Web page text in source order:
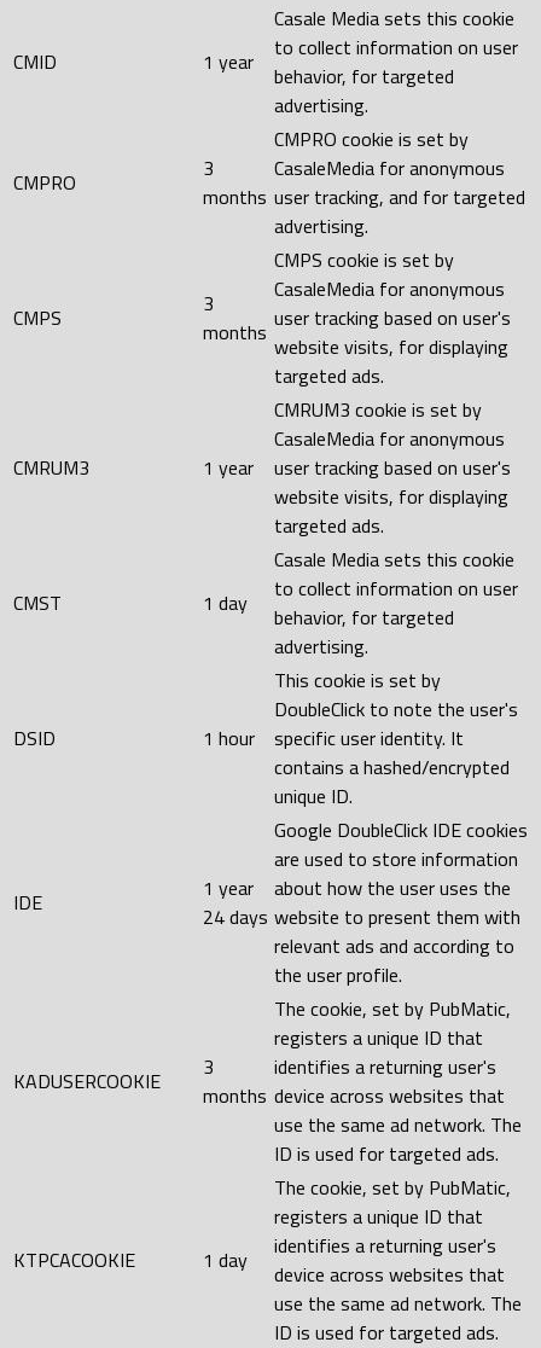
CMID 1 year
Casale Media sets this cookie
to collect information on user
behavior, for targeted
advertising.
CMPRO
3
months
CMPRO cookie is set by
CasaleMedia for anonymous
user tracking, and for targeted
advertising.
CMPS
3
months
CMPS cookie is set by
CasaleMedia for anonymous
user tracking based on user's
website visits, for displaying
targeted ads.
CMRUM3 1 year
CMRUM3 cookie is set by
CasaleMedia for anonymous
user tracking based on user's
website visits, for displaying
targeted ads.
CMST 1 day
Casale Media sets this cookie
to collect information on user
behavior, for targeted
advertising.
DSID 1 hour
This cookie is set by
DoubleClick to note the user's
specific user identity. It
contains a hashed/encrypted
unique ID.
IDE
1 year
24 days
Google DoubleClick IDE cookies
are used to store information
about how the user uses the
website to present them with
relevant ads and according to
the user profile.
KADUSERCOOKIE
3
months
The cookie, set by PubMatic,
registers a unique ID that
identifies a returning user's
device across websites that
use the same ad network. The
ID is used for targeted ads.
KTPCACOOKIE 1 day
The cookie, set by PubMatic,
registers a unique ID that
identifies a returning user's
device across websites that
use the same ad network. The
ID is used for targeted ads.